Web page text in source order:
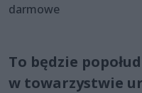
darmowe
To będzie
w towarzystwie